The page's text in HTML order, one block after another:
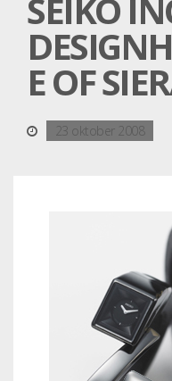
SEIKO
E OF
23 oktober 2008